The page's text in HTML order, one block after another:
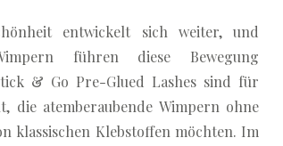
entwickelt sich weiter, und
führen diese Bewegung
& Go Pre-Glued Lashes sind für
die atemberaubende Wimpern ohne
klassischen Klebstoffen möchten. Im